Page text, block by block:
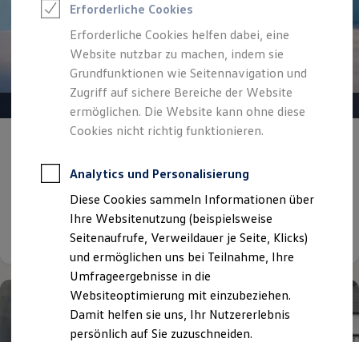
Elektroauto Leasing
Kleinwagen-Leasing
Leasing ohne Anzahlung
Finanzierung
Autokredit mit Schlussrate
Versicherungen und Garantien
Kfz-Versicherung
Restschuldversicherungen
Garantien
Professional Class bei Volkswagen
Behörden
Direktkunden
Sonderfahrzeuge
Anpfiff zum Gewinn
Elektromobilität
Elektroautos
ID. Tutorials
Elektrofahrzeugkonzepte
ID. EVERY1
Reichweite
Gepflegt, geprüft und für gut befunden.
Volkswagen Zertifizierte
Gebrauchtwagen.
Details ansehen
Erforderliche Cookies
Erforderliche Cookies helfen dabei, eine
Website nutzbar zu machen, indem sie
Grundfunktionen wie Seitennavigation und
Zugriff auf sichere Bereiche der Website
ermöglichen. Die Website kann ohne diese
Cookies nicht richtig funktionieren.
Analytics und Personalisierung
Diese Cookies sammeln Informationen über
Ihre Websitenutzung (beispielsweise
Seitenaufrufe, Verweildauer je Seite, Klicks)
und ermöglichen uns bei Teilnahme, Ihre
Umfrageergebnisse in die
Websiteoptimierung mit einzubeziehen.
Damit helfen sie uns, Ihr Nutzererlebnis
persönlich auf Sie zuzuschneiden.